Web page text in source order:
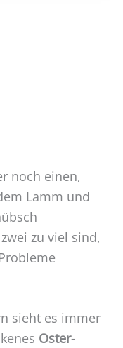
noch einen,
Lamm und
zu viel sind,
sieht es immer
Oster-